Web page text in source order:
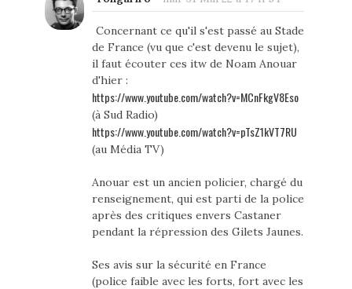
Concernant ce qu'il s'est passé au Stade
de France (vu que c'est devenu le sujet),
il faut écouter ces itw de Noam Anouar
d'hier :
https://www.youtube.com/watch?v=MCnFkgV8Eso
(à Sud Radio)
https://www.youtube.com/watch?v=pTsZ1kVT7RU
(au Média TV)
Anouar est un ancien policier, chargé du
renseignement, qui est parti de la police
après des critiques envers Castaner
pendant la répression des Gilets Jaunes.
Ses avis sur la sécurité en France
(police faible avec les forts, fort avec les